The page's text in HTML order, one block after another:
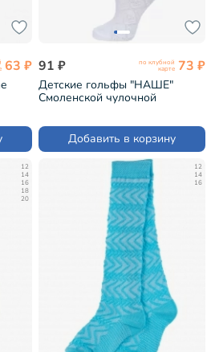
63 ₽ 91 ₽ по клубной
карте 73 ₽
Детские гольфы "НАШЕ"
Смоленской чулочной
(222С14)
Добавить в корзину
12
14
16
18
20
12
14
16